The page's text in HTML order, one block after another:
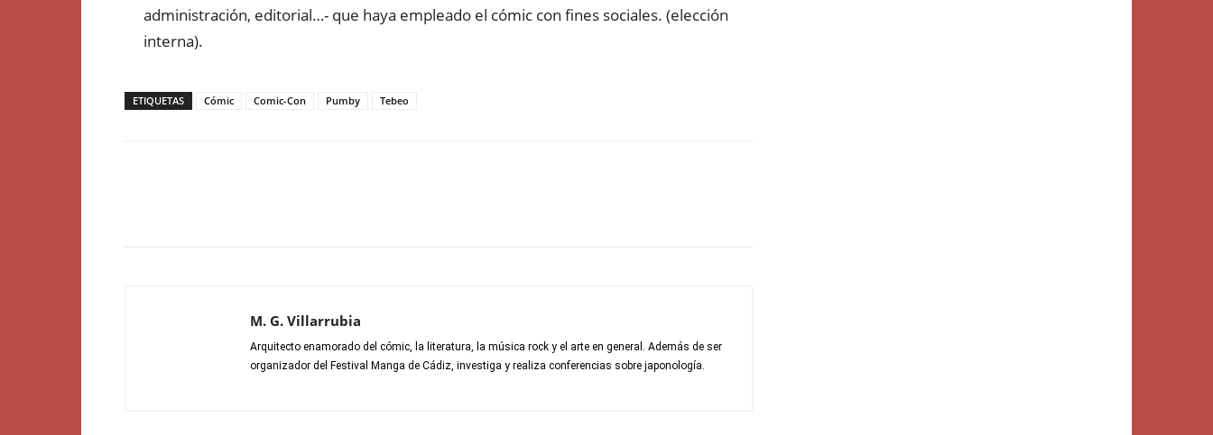
administración, editorial…- que haya empleado el cómic con fines sociales. (elección
interna).
ETIQUETAS Cómic Comic-Con Pumby Tebeo
M. G. Villarrubia
Arquitecto enamorado del cómic, la literatura, la música rock y el arte en general. Además de ser
organizador del Festival Manga de Cádiz, investiga y realiza conferencias sobre japonología.